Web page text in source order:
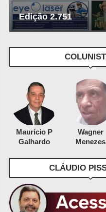
Edição 2.751
Maurício P
Galhardo
Wagner
Menezes
CLÁUDIO